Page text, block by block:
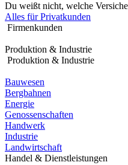
Du weißt nicht, welche
Alles für Privatkunden
Firmenkunden
Produktion & Industrie
Produktion & Industrie
Bauwesen
Bergbahnen
Energie
Genossenschaften
Handwerk
Industrie
Landwirtschaft
Handel & Dienstleistungen